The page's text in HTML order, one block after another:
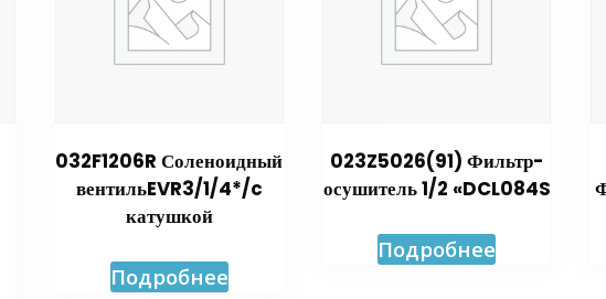
032F1206R Соленоидный
вентильEVR3/1/4*/c
катушкой
Подробнее
023Z5026(91) Фильтр-
осушитель 1/2 «DCL084S
Подробнее